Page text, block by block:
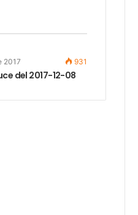
2017 931
del 2017-12-08